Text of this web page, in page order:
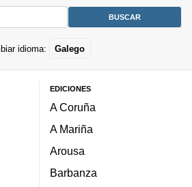
idioma: Galego
EDICIONES
A Coruña
A Mariña
Arousa
Barbanza